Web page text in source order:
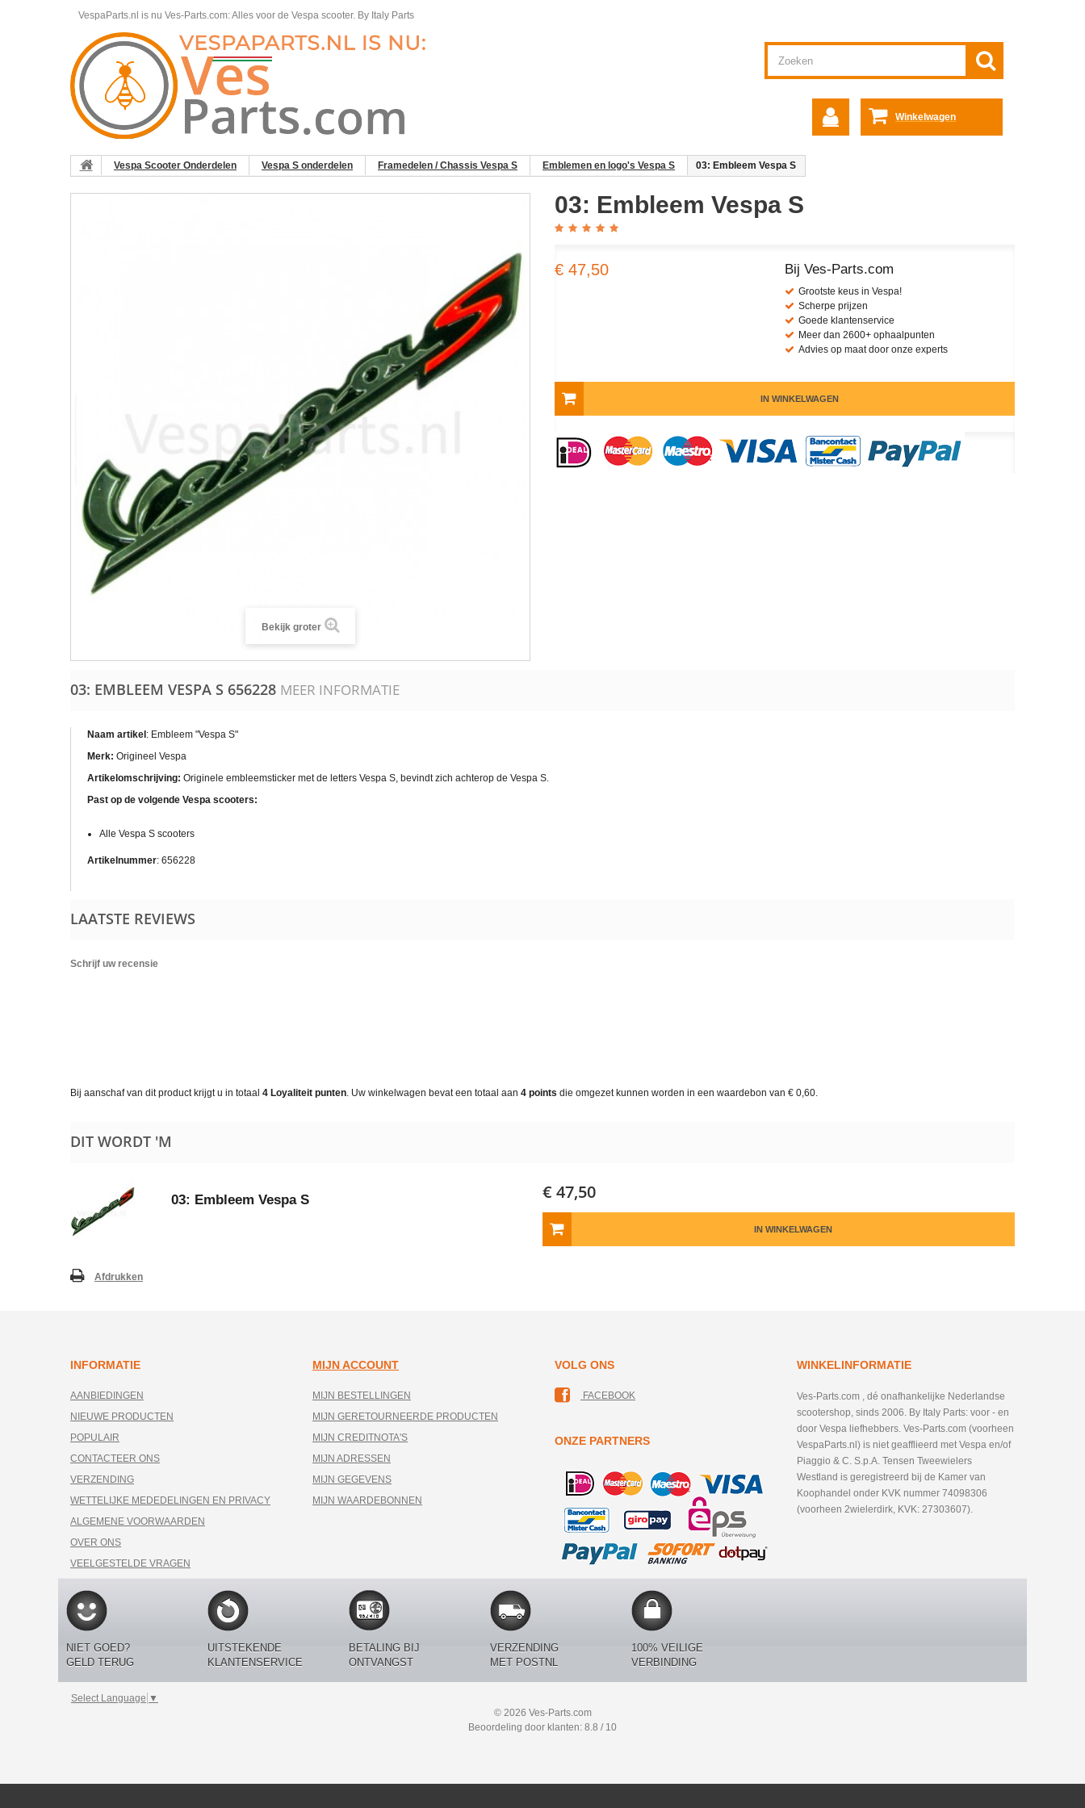
VespaParts.nl is nu Ves-Parts.com: Alles voor de Vespa scooter. By Italy Parts
Winkelwagen
Vespa Scooter Onderdelen Vespa S onderdelen Framedelen / Chassis Vespa S Emblemen en logo's Vespa S 03: Embleem Vespa S
Bekijk groter
03: Embleem Vespa S
€ 47,50 Bij Ves-Parts.com
Grootste keus in Vespa!
Scherpe prijzen
Goede klantenservice
Meer dan 2600+ ophaalpunten
Advies op maat door onze experts
IN WINKELWAGEN
03: EMBLEEM VESPA S 656228 MEER INFORMATIE
Naam artikel : Embleem "Vespa S"
Merk: Origineel Vespa
Artikelomschrijving: Originele embleemsticker met de letters Vespa S, bevindt zich achterop de Vespa S.
Past op de volgende Vespa scooters:
Alle Vespa S scooters
Artikelnummer: 656228
LAATSTE REVIEWS
Schrijf uw recensie
Bij aanschaf van dit product krijgt u in totaal 4 Loyaliteit punten. Uw winkelwagen bevat een totaal aan 4 points die omgezet kunnen worden in een waardebon van € 0,60.
DIT WORDT 'M
03: Embleem Vespa S € 47,50
IN WINKELWAGEN
Afdrukken
INFORMATIE
AANBIEDINGEN
NIEUWE PRODUCTEN
POPULAIR
CONTACTEER ONS
VERZENDING
WETTELIJKE MEDEDELINGEN EN PRIVACY
ALGEMENE VOORWAARDEN
OVER ONS
VEELGESTELDE VRAGEN
MIJN ACCOUNT
MIJN BESTELLINGEN
MIJN GERETOURNEERDE PRODUCTEN
MIJN CREDITNOTA'S
MIJN ADRESSEN
MIJN GEGEVENS
MIJN WAARDEBONNEN
VOLG ONS
FACEBOOK
ONZE PARTNERS
WINKELINFORMATIE
Ves-Parts.com , dé onafhankelijke Nederlandse
scootershop, sinds 2006. By Italy Parts: voor - en
door Vespa liefhebbers. Ves-Parts.com (voorheen
VespaParts.nl) is niet geafflieerd met Vespa en/of
Piaggio & C. S.p.A. Tensen Tweewielers
Westland is geregistreerd bij de Kamer van
Koophandel onder KVK nummer 74098306
(voorheen 2wielerdirk, KVK: 27303607).
NIET GOED?
GELD TERUG
UITSTEKENDE
KLANTENSERVICE
BETALING BIJ
ONTVANGST
VERZENDING
MET POSTNL
100% VEILIGE
VERBINDING
Select Language ▼
© 2026 Ves-Parts.com
Beoordeling door klanten: 8.8 / 10